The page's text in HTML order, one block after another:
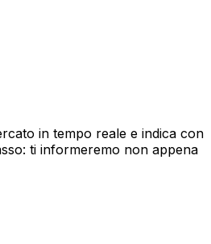
in tempo reale e indica con
ti informeremo non appena